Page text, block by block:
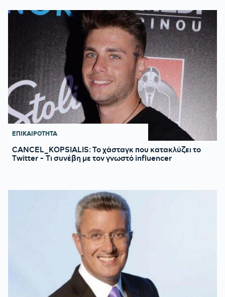
ΕΠΙΚΑΙΡΟΤΗΤΑ
CANCEL_KOPSIALIS: Το χάσταγκ που κατακλύζει το
Τwitter - Τι συνέβη με τον γνωστό influencer